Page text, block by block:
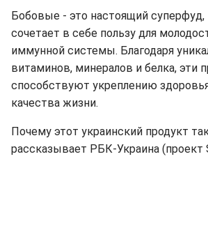
Бобовые - это настоящий
сочетает в себе пользу для
иммунной системы. Благодаря
витаминов, минералов и белка, эти
способствуют укреплению
качества жизни.
Почему этот украинский продукт
рассказывает РБК-Украина (проект